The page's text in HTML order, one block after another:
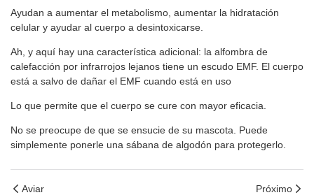
Ayudan a aumentar el metabolismo, aumentar la hidratación
celular y ayudar al cuerpo a desintoxicarse.
Ah, y aquí hay una característica adicional: la alfombra de
calefacción por infrarrojos lejanos tiene un escudo EMF. El cuerpo
está a salvo de dañar el EMF cuando está en uso
Lo que permite que el cuerpo se cure con mayor eficacia.
No se preocupe de que se ensucie de su mascota. Puede
simplemente ponerle una sábana de algodón para protegerlo.
Aviar Próximo